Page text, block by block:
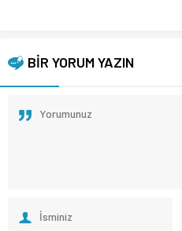
BİR YORUM YAZIN